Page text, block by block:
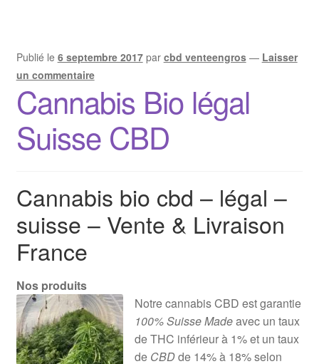
Publié le 6 septembre 2017 par cbd venteengros — Laisser
un commentaire
Cannabis Bio légal
Suisse CBD
Cannabis bio cbd – légal –
suisse – Vente & Livraison
France
Nos produits
Notre cannabis CBD est garantie
100% Suisse Madeavec un taux
de THC inférieur à 1% et un taux
deCBDde 14% à 18% selon